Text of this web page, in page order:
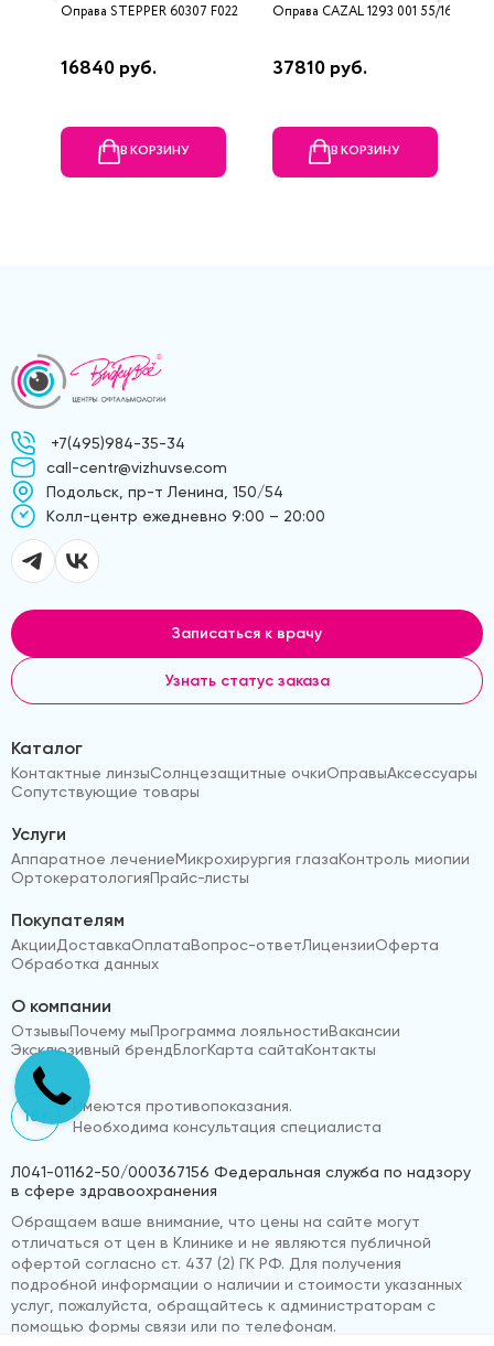
Оправа STEPPER 60307 F022
16840 руб.
В КОРЗИНУ
Оправа CAZAL 1293 001 55/16
37810 руб.
В КОРЗИНУ
+7(495)984-35-34
call-centr@vizhuvse.com
Подольск, пр-т Ленина, 150/54
Kолл-центр ежедневно 9:00 – 20:00
Записаться к врачу
Узнать статус заказа
Каталог
Контактные линзыСолнцезащитные очкиОправыАксессуары
Сопутствующие товары
Услуги
Аппаратное лечениеМикрохирургия глазаКонтроль миопии
ОртокератологияПрайс-листы
Покупателям
АкцииДоставкаОплатаВопрос-ответЛицензииОферта
Обработка данных
О компании
ОтзывыПочему мыПрограмма лояльностиВакансии
Эксклюзивный брендБлогКарта сайтаКонтакты
18+
Имеются противопоказания.
Необходима консультация специалиста
Л041-01162-50/000367156 Федеральная служба по надзору
в сфере здравоохранения
Обращаем ваше внимание, что цены на сайте могут
отличаться от цен в Клинике и не являются публичной
офертой согласно ст. 437 (2) ГК РФ. Для получения
подробной информации о наличии и стоимости указанных
услуг, пожалуйста, обращайтесь к администраторам с
помощью формы связи или по телефонам.